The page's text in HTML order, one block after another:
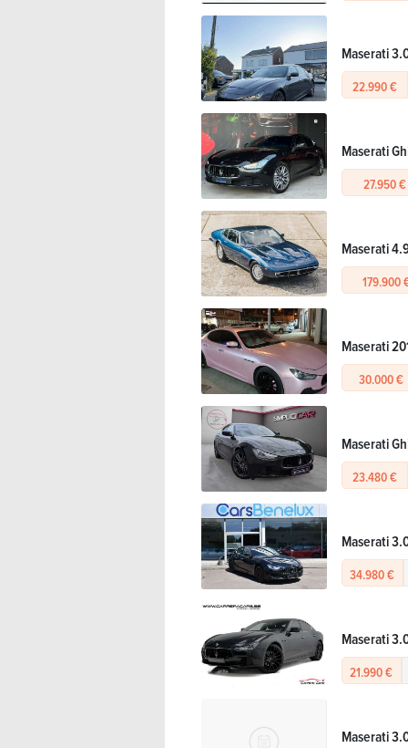
Maserati
22.990 €
Maserati
27.950 €
Maserati
179.900
Maserati
30.000 €
Maserati
23.480 €
Maserati
34.980 €
Maserati
21.990 €
Maserati